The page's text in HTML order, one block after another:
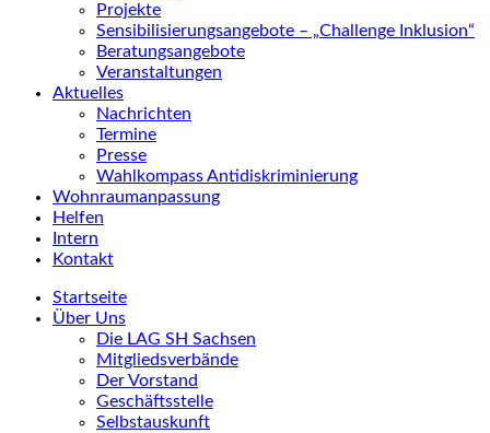
Projekte
Sensibilisierungsangebote – „Challenge Inklusion“
Beratungsangebote
Veranstaltungen
Aktuelles
Nachrichten
Termine
Presse
Wahlkompass Antidiskriminierung
Wohnraumanpassung
Helfen
Intern
Kontakt
Startseite
Über Uns
Die LAG SH Sachsen
Mitgliedsverbände
Der Vorstand
Geschäftsstelle
Selbstauskunft